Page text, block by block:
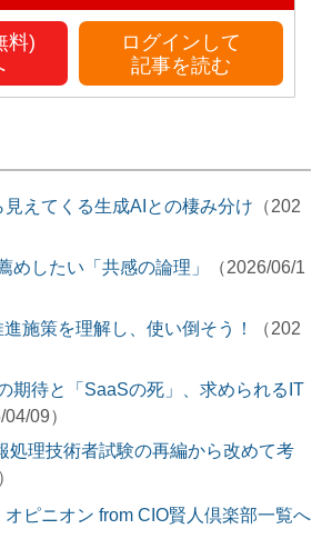
料)
ログインして
記事を読む
見えてくる生成AIとの棲み分け （202
めしたい「共感の論理」
（2026/06/1
施策を理解し、使い倒そう！
（202
期待と「SaaSの死」、求められるIT
04/09）
処理技術者試験の再編から改めて考
オピニオン from CIO賢人倶楽部一覧へ